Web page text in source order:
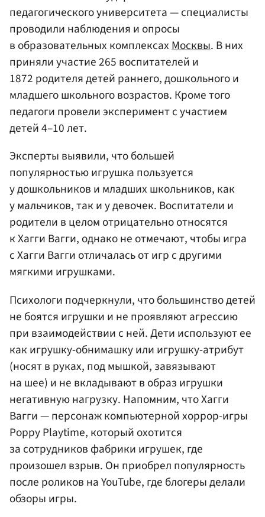
педагогического университета — специалисты
проводили наблюдения и опросы
в образовательных комплексахМосквы. В них
приняли участие 265 воспитателей и
1872 родителя детей раннего, дошкольного и
младшего школьного возрастов. Кроме того
педагоги провели эксперимент с участием
детей 4–10 лет.
Эксперты выявили, что большей
популярностью игрушка пользуется
у дошкольников и младших школьников, как
у мальчиков, так и у девочек. Воспитатели и
родители в целом отрицательно относятся
к Хагги Вагги, однако не отмечают, чтобы игра
с Хагги Вагги отличалась от игр с другими
мягкими игрушками.
Психологи подчеркнули, что большинство детей
не боятся игрушки и не проявляют агрессию
при взаимодействии с ней. Дети используют ее
как игрушку-обнимашку или игрушку-атрибут
(носят в руках, под мышкой, завязывают
на шее) и не вкладывают в образ игрушки
негативную нагрузку. Напомним, что Хагги
Вагги — персонаж компьютерной хоррор-игры
Poppy Playtime, который охотится
за сотрудников фабрики игрушек, где
произошел взрыв. Он приобрел популярность
после роликов на YouTube, где блогеры делали
обзоры игры.